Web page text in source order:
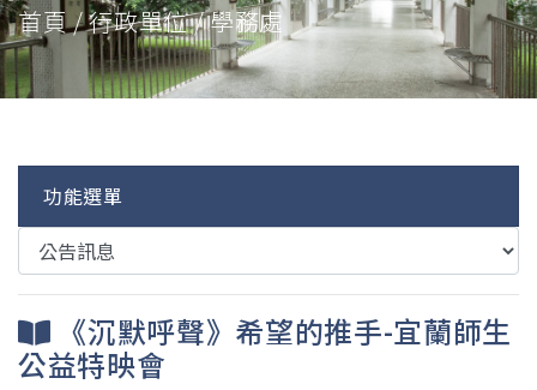
首頁 / 行政單位 / 學務處
功能選單
《沉默呼聲》希望的推手-宜蘭師生
公益特映會